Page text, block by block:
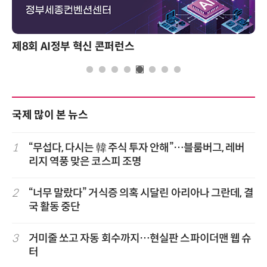
제8회 AI정부 혁신 콘퍼런스
국제 많이 본 뉴스
1
“무섭다, 다시는 韓 주식 투자 안해”…블룸버그, 레버
리지 역풍 맞은 코스피 조명
2
“너무 말랐다” 거식증 의혹 시달린 아리아나 그란데, 결
국 활동 중단
3
거미줄 쏘고 자동 회수까지…현실판 스파이더맨 웹 슈
터